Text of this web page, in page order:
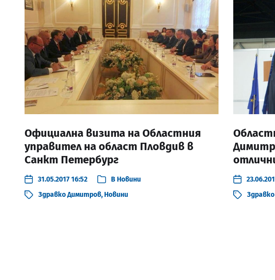
Официална визита на Областния
управител на област Пловдив в
Санкт Петербург
31.05.2017 16:52 ВНовини
Здравко Димитров,Новини